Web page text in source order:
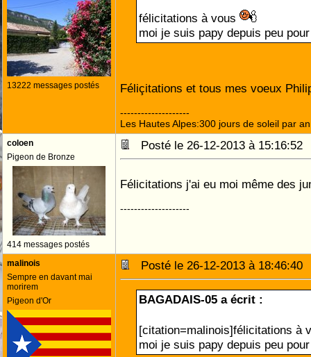
13222 messages postés
félicitations à vous
moi je suis papy depuis peu
Féliçitations et tous mes voeux
--------------------
Les Hautes Alpes:300 jours de soleil par an
coloen
Pigeon de Bronze
414 messages postés
Posté le 26-12-2013 à
Félicitations j'ai eu moi même des
--------------------
malinois
Sempre en davant mai
morirem
Pigeon d'Or
Posté le 26-12-2013 à
BAGADAIS-05 a écrit :
[citation=malinois]félicitations à
moi je suis papy depuis peu